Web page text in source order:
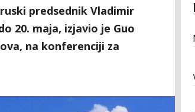
predsednik Vladimir
20. maja, izjavio je Guo
na konferenciji za